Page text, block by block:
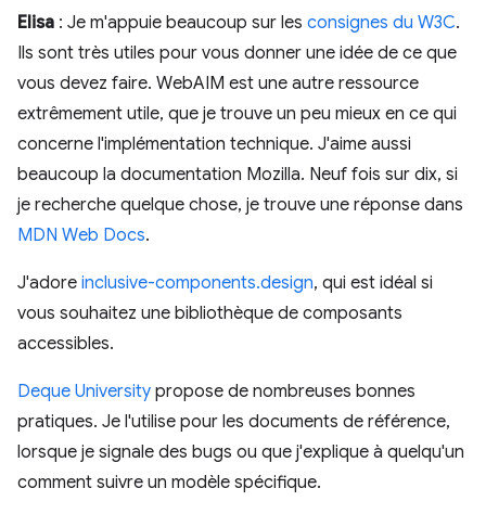
Elisa : Je m'appuie beaucoup sur les consignes du W3C.
Ils sont très utiles pour vous donner une idée de ce que
vous devez faire. WebAIM est une autre ressource
extrêmement utile, que je trouve un peu mieux en ce qui
concerne l'implémentation technique. J'aime aussi
beaucoup la documentation Mozilla. Neuf fois sur dix, si
je recherche quelque chose, je trouve une réponse dans
MDN Web Docs.
J'adore inclusive-components.design, qui est idéal si
vous souhaitez une bibliothèque de composants
accessibles.
Deque University propose de nombreuses bonnes
pratiques. Je l'utilise pour les documents de référence,
lorsque je signale des bugs ou que j'explique à quelqu'un
comment suivre un modèle spécifique.